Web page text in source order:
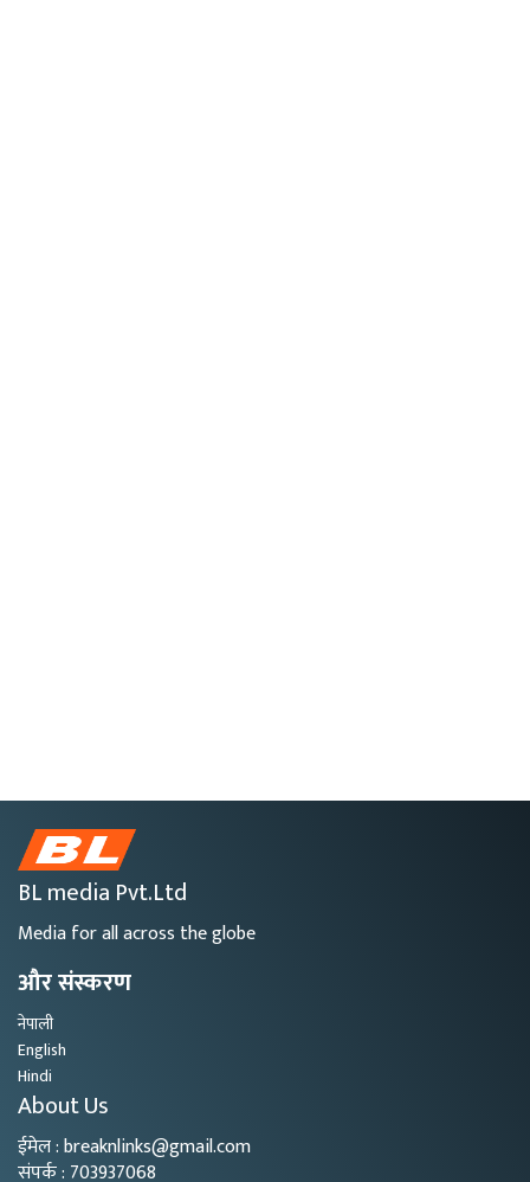
BL media Pvt.Ltd
Media for all across the globe
और संस्करण
नेपाली
English
Hindi
About Us
ईमेल : breaknlinks@gmail.com
संपर्क : 703937068